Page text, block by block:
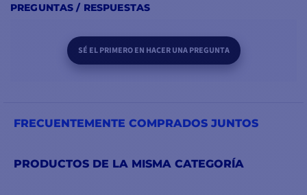
PREGUNTAS / RESPUESTAS
SÉ EL PRIMERO EN HACER UNA PREGUNTA
FRECUENTEMENTE COMPRADOS JUNTOS
PRODUCTOS DE LA MISMA CATEGORÍA